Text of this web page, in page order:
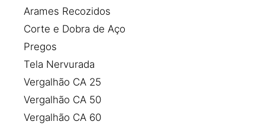
Distribuidora de aço e ferro
Empresas de aço
Estribo de ferro para construção
Fábrica de aço
Fábrica de ferragens para construção civil
Fábrica de ferro e aço
Fábrica de pregos de aço
Arames Recozidos
Corte e Dobra de Aço
Pregos
Tela Nervurada
Vergalhão CA 25
Vergalhão CA 50
Vergalhão CA 60